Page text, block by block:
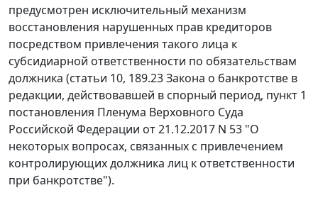
предусмотрен исключительный механизм
восстановления нарушенных прав кредиторов
посредством привлечения такого лица к
субсидиарной ответственности по обязательствам
должника (статьи 10, 189.23 Закона о банкротстве в
редакции, действовавшей в спорный период, пункт 1
постановления Пленума Верховного Суда
Российской Федерации от 21.12.2017 N 53 "О
некоторых вопросах, связанных с привлечением
контролирующих должника лиц к ответственности
при банкротстве").